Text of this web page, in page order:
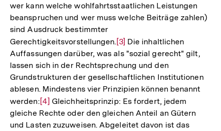
wer kann welche wohlfahrtsstaatlichen Leistungen
beanspruchen und wer muss welche Beiträge zahlen)
sind Ausdruck bestimmter
Gerechtigkeitsvorstellungen. Zur
Auflösung
der
Fußnote
[3] Die inhaltlichen
Auffassungen darüber, was als "sozial gerecht" gilt,
lassen sich in der Rechtsprechung und den
Grundstrukturen der gesellschaftlichen Institutionen
ablesen. Mindestens vier Prinzipien können benannt
werden:Zur
Auflösung
der
[4] Gleichheitsprinzip: Es fordert, jedem
gleiche Rechte oder den gleichen Anteil an Gütern
und Lasten zuzuweisen. Abgeleitet davon ist das